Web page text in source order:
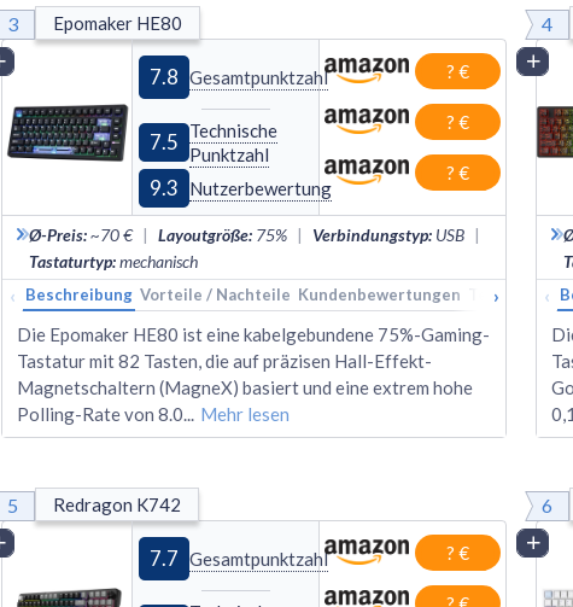
3 Epomaker HE80
Vergleich
7.8 Gesamtpunktzahl
7.5
Technische
Punktzahl
9.3 Nutzerbewertung
? €
? €
? €
Ø-Preis:~70 € | Layoutgröße: 75% | Verbindungstyp: USB |
Tastaturtyp:mechanisch
‹ Beschreibung Vorteile / Nachteile Kundenbewertungen Technische
›
Die Epomaker HE80 ist eine kabelgebundene 75%-Gaming-
Tastatur mit 82 Tasten, die auf präzisen Hall-Effekt-
Magnetschaltern (MagneX) basiert und eine extrem hohe
Polling-Rate von 8.0... Mehr lesen
4
‹
5 Redragon K742
Vergleich
7.7 Gesamtpunktzahl ? €
6